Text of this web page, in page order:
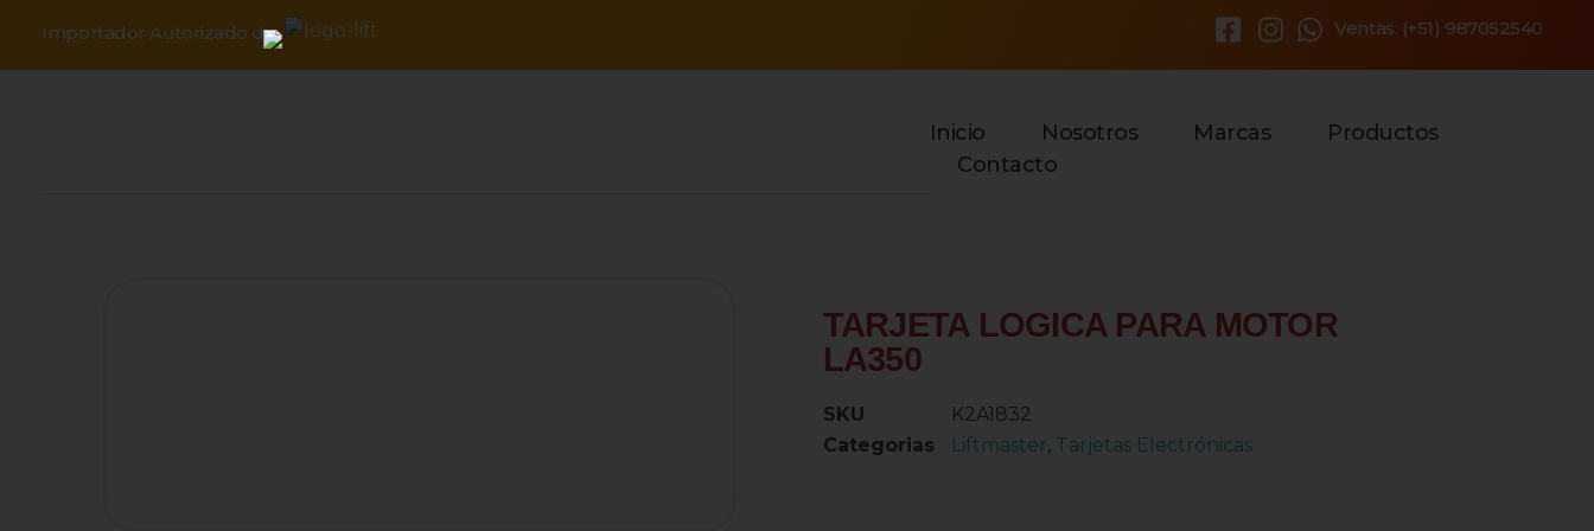
Importador Autorizado de Ventas: (+51) 987052540
Inicio Nosotros Marcas
Productos
Contacto
TARJETA LOGICA PARA MOTOR
LA350
SKU
K2A1832
Categorias
Liftmaster, Tarjetas Electrónicas
×